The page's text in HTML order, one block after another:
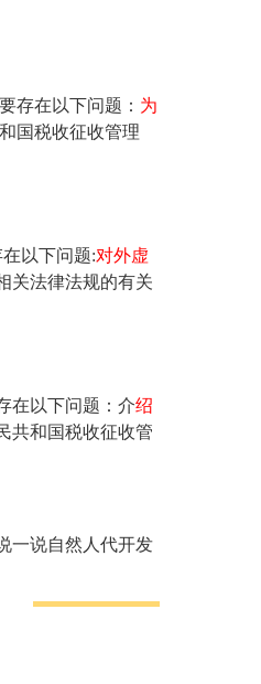
存在以下问题： 为
国税收征收管理
以下问题:对外虚
关法律法规的有关
在以下问题：介绍
共和国税收征收管
一说自然人代开发